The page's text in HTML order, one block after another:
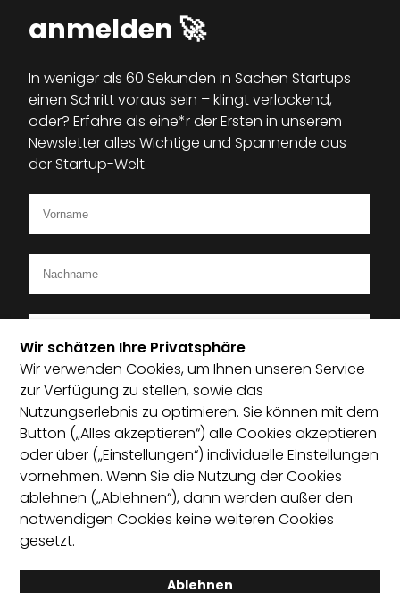
anmelden 🚀
In weniger als 60 Sekunden in Sachen Startups
einen Schritt voraus sein – klingt verlockend,
oder? Erfahre als eine*r der Ersten in unserem
Newsletter alles Wichtige und Spannende aus
der Startup-Welt.
Ich bin Mitglied im Startup-Verband
Ich habe die Datenschutzerklärung zur Kenntnis
genommen und bin damit einverstanden, dass die von
mir angegebenen Daten elektronisch erhoben und
gespeichert werden. Mit dem Absenden erkläre ich mich
mit der Verarbeitung einverstanden.
Wir schätzen Ihre Privatsphäre
Wir verwenden Cookies, um Ihnen unseren Service
zur Verfügung zu stellen, sowie das
Nutzungserlebnis zu optimieren. Sie können mit dem
Button („Alles akzeptieren“) alle Cookies akzeptieren
oder über („Einstellungen“) individuelle Einstellungen
vornehmen. Wenn Sie die Nutzung der Cookies
ablehnen („Ablehnen“), dann werden außer den
notwendigen Cookies keine weiteren Cookies
gesetzt.
Ablehnen